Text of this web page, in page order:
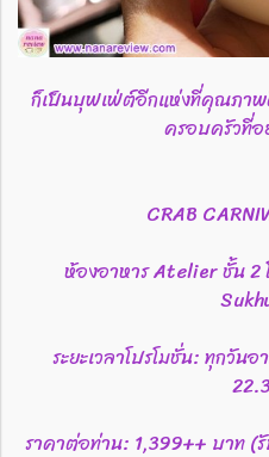
ก็เป็นบุฟเฟ่ต์อีกแห่งที่คุณภาพ
ครอบครัวที่
CRAB
ห้องอาหาร Atelier ชั้น 2
ระยะเวลาโปรโมชั่น: ทุกวั
ราคาต่อท่าน: 1,399++ บาท